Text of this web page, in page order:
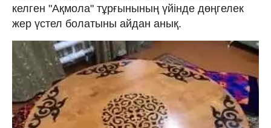
келген "Ақмола" тұрғынының үйінде дөңгелек
жер үстел болатыны айдан анық.